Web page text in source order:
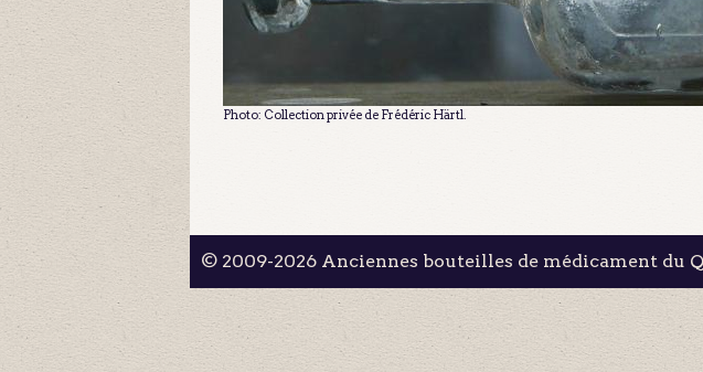
Photo: Collection privée de Frédéric Härtl.
© 2009-2026 Anciennes bouteilles de médicament du